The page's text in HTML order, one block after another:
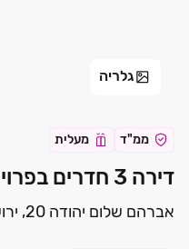
גלריה
ממ"ד מעלית
דירה 3 חדרים בפרויקט אזורים ארנונה רזידנס ירושלים | אזורים
אברהם שלום יהודה 20, ירושלים